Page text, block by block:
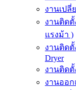
งานเปลี่
งานติดตั้
แรงม้า )
งานติดตั้
Dryer
งานติดตั้
งานออ